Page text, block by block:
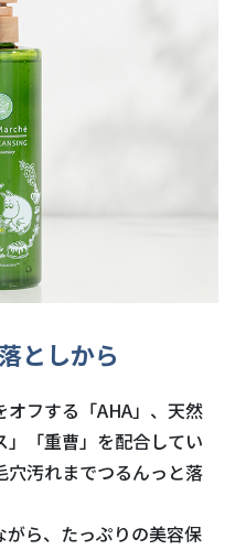
としから
オフする「AHA」、天然
「重曹」を配合してい
穴汚れまでつるんっと落
ら、たっぷりの美容保